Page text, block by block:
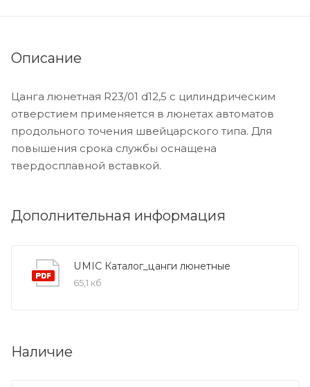
Описание
Цанга люнетная R23/01 d12,5 с цилиндрическим
отверстием применяется в люнетах автоматов
продольного точения швейцарского типа. Для
повышения срока службы оснащена
твердосплавной вставкой.
Дополнительная информация
UMIC Каталог_цанги люнетные
65,1 кб
Наличие